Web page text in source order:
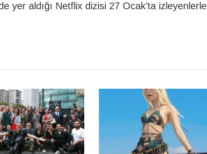
yer aldığı Netflix dizisi 27 Ocak’ta izleyenlerle